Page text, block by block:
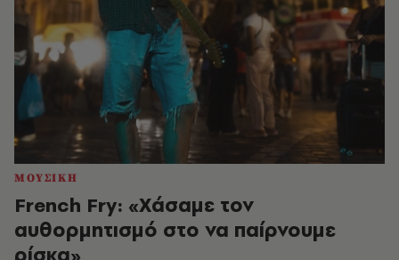
ΜΟΥΣΙΚΗ
French Fry: «Χάσαμε τον
αυθορμητισμό στο να παίρνουμε
ρίσκα»